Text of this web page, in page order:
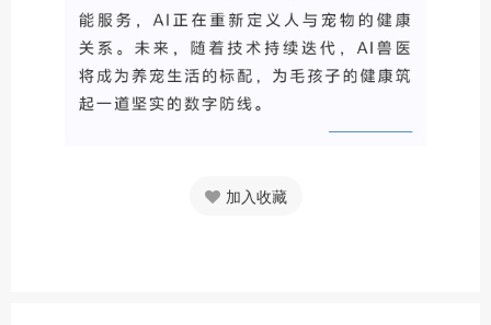
加入收藏